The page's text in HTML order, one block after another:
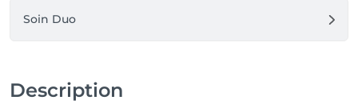
Soin Duo
Description